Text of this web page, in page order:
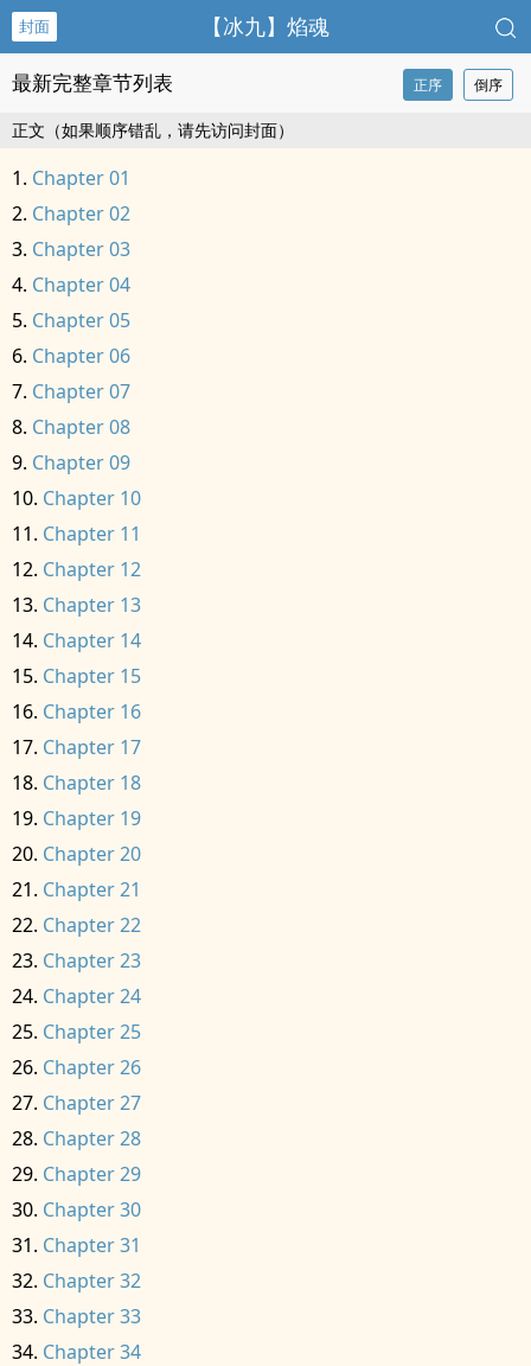
封面 【冰九】焰魂
最新完整章节列表 正序 倒序
正文（如果顺序错乱，请先访问封面）
Chapter 01
Chapter 02
Chapter 03
Chapter 04
Chapter 05
Chapter 06
Chapter 07
Chapter 08
Chapter 09
Chapter 10
Chapter 11
Chapter 12
Chapter 13
Chapter 14
Chapter 15
Chapter 16
Chapter 17
Chapter 18
Chapter 19
Chapter 20
Chapter 21
Chapter 22
Chapter 23
Chapter 24
Chapter 25
Chapter 26
Chapter 27
Chapter 28
Chapter 29
Chapter 30
Chapter 31
Chapter 32
Chapter 33
Chapter 34